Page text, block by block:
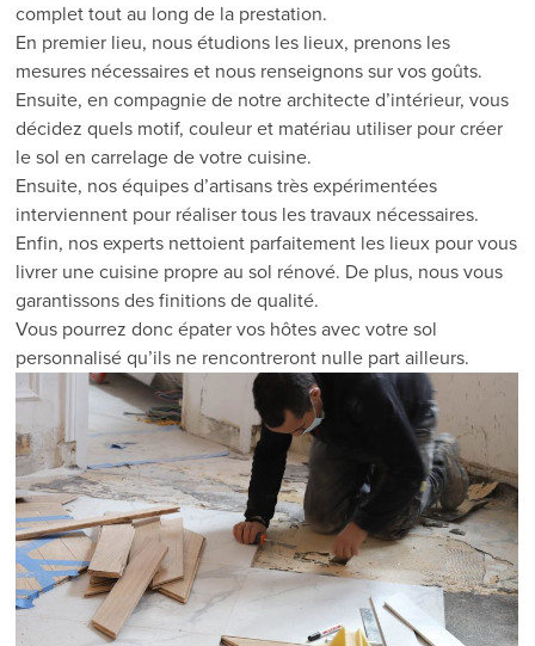
complet tout au long de la prestation.
En premier lieu, nous étudions les lieux, prenons les
mesures nécessaires et nous renseignons sur vos goûts.
Ensuite, en compagnie de notre architecte d’intérieur, vous
décidez quels motif, couleur et matériau utiliser pour créer
le sol en carrelage de votre cuisine.
Ensuite, nos équipes d’artisans très expérimentées
interviennent pour réaliser tous les travaux nécessaires.
Enfin, nos experts nettoient parfaitement les lieux pour vous
livrer une cuisine propre au sol rénové. De plus, nous vous
garantissons des finitions de qualité.
Vous pourrez donc épater vos hôtes avec votre sol
personnalisé qu’ils ne rencontreront nulle part ailleurs.